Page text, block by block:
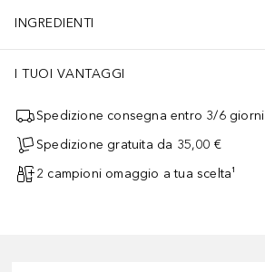
INGREDIENTI
I TUOI VANTAGGI
Spedizione consegna entro 3/6 giorni
Spedizione gratuita da 35,00 €
2 campioni omaggio a tua scelta¹